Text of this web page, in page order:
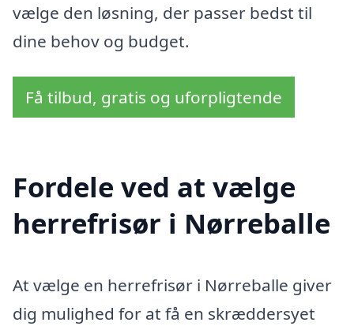
vælge den løsning, der passer bedst til
dine behov og budget.
Få tilbud, gratis og uforpligtende
Fordele ved at vælge
herrefrisør i Nørreballe
At vælge en herrefrisør i Nørreballe giver
dig mulighed for at få en skræddersyet